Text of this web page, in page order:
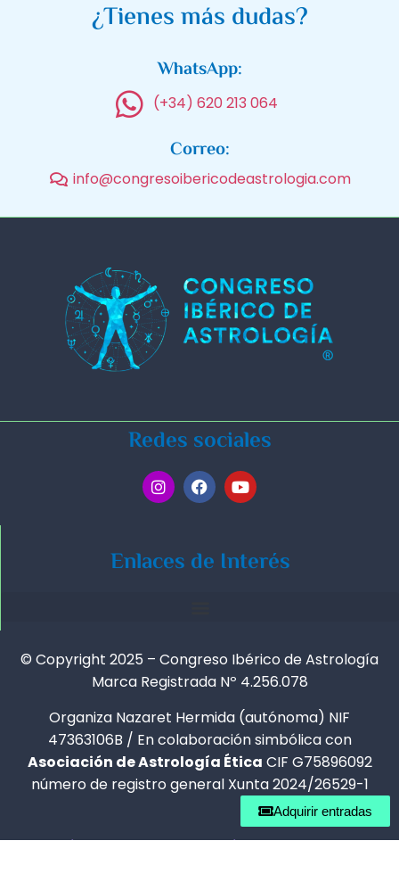
¿Tienes más dudas?
WhatsApp:
(+34) 620 213 064
Correo:
info@congresoibericodeastrologia.com
Redes sociales
Enlaces de Interés
© Copyright 2025 – Congreso Ibérico de Astrología
Marca Registrada Nº 4.256.078
Organiza Nazaret Hermida (autónoma) NIF
47363106B / En colaboración simbólica con
Asociación de Astrología Ética CIF G75896092
número de registro general Xunta 2024/26529-1
Política de Privacidad-Política de Cookies-
Adquirir entradas